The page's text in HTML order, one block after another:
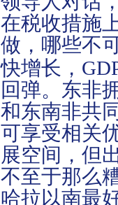
在税收措施
做，哪些不
快增长，
回弹。东非
和东南非共
可享受相关
展空间，但
不至于那么
哈拉以南最